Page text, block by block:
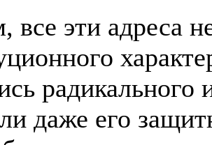
все эти адреса
даже его